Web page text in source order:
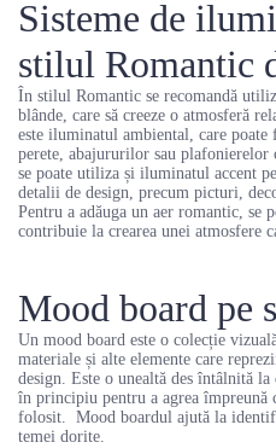
Sisteme de
stilul Romantic
În stilul Romantic se recomandă
blânde, care să creeze o atmosferă
este iluminatul ambiental, care
perete, abajururilor sau
se poate utiliza și iluminatul accent
detalii de design, precum picturi,
Pentru a adăuga un aer romantic, se
contribuie la crearea unei atmosfere
Mood board pe
Un mood board este o colecție
materiale și alte elemente care
design. Este o unealtă des întâlnită
în principiu pentru a agrea împreună
folosit. Mood boardul ajută la
temei dorite.